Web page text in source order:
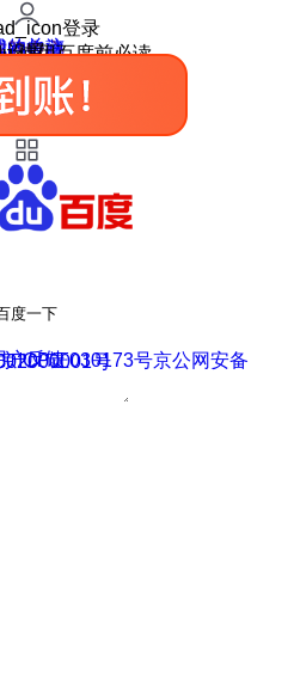
登录
的关注
的收藏
肤中心
户反馈
设置
使用百度前必读
度一下
户反馈
ICP证030173号
号